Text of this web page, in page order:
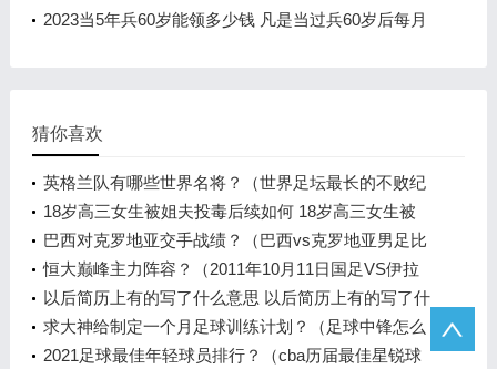
当过兵有什么待遇
2023当5年兵60岁能领多少钱 凡是当过兵60岁后每月
猜你喜欢
英格兰队有哪些世界名将？（世界足坛最长的不败纪
录？）
18岁高三女生被姐夫投毒后续如何 18岁高三女生被
姐夫投毒案件始末回顾
巴西对克罗地亚交手战绩？（巴西vs克罗地亚男足比
分？）
恒大巅峰主力阵容？（2011年10月11日国足VS伊拉
克国足队长是谁？）
以后简历上有的写了什么意思 以后简历上有的写了什
么情况
求大神给制定一个月足球训练计划？（足球中锋怎么
训练？）
2021足球最佳年轻球员排行？（cba历届最佳星锐球